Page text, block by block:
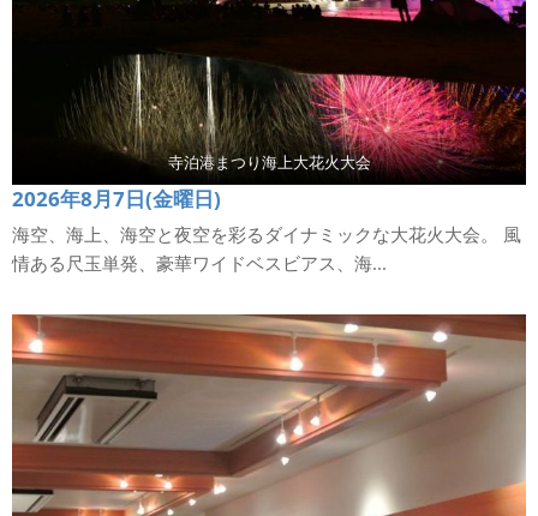
寺泊港まつり海上大花火大会
2026年8月7日(金曜日)
海空、海上、海空と夜空を彩るダイナミックな大花火大会。 風
情ある尺玉単発、豪華ワイドベスビアス、海...